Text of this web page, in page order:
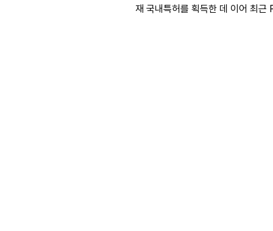
재 국내특허를 획득한 데 이어 최